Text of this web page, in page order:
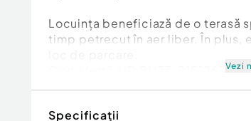
Locuința beneficiază de o terasă
timp petrecut în aer liber. În plus,
Confort:1
Vezi
Specificații